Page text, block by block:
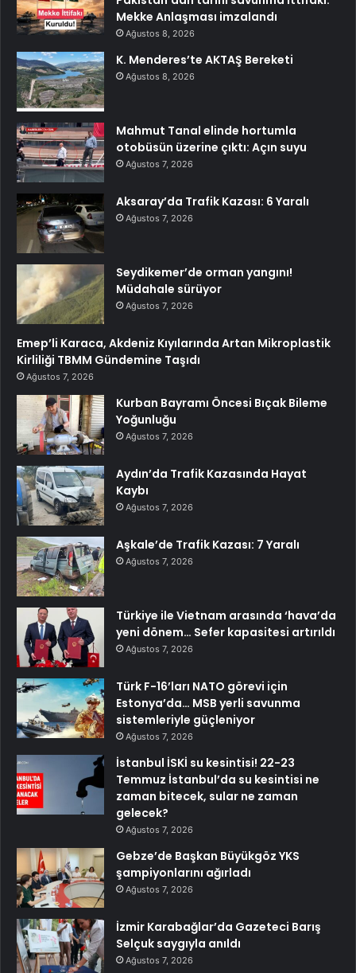
Mekke Anlaşması imzalandı
Ağustos 8, 2026
K. Menderes’te AKTAŞ Bereketi
Ağustos 8, 2026
Mahmut Tanal elinde hortumla
otobüsün üzerine çıktı: Açın suyu
Ağustos 7, 2026
Aksaray’da Trafik Kazası: 6 Yaralı
Ağustos 7, 2026
Seydikemer’de orman yangını!
Müdahale sürüyor
Ağustos 7, 2026
Emep’li Karaca, Akdeniz Kıyılarında Artan Mikroplastik
Kirliliği TBMM Gündemine Taşıdı
Ağustos 7, 2026
Kurban Bayramı Öncesi Bıçak Bileme
Yoğunluğu
Ağustos 7, 2026
Aydın’da Trafik Kazasında Hayat
Kaybı
Ağustos 7, 2026
Aşkale’de Trafik Kazası: 7 Yaralı
Ağustos 7, 2026
Türkiye ile Vietnam arasında ‘hava’da
yeni dönem… Sefer kapasitesi artırıldı
Ağustos 7, 2026
Türk F-16’ları NATO görevi için
Estonya’da… MSB yerli savunma
sistemleriyle güçleniyor
Ağustos 7, 2026
İstanbul İSKİ su kesintisi! 22-23
Temmuz İstanbul’da su kesintisi ne
zaman bitecek, sular ne zaman
gelecek?
Ağustos 7, 2026
Gebze’de Başkan Büyükgöz YKS
şampiyonlarını ağırladı
Ağustos 7, 2026
İzmir Karabağlar’da Gazeteci Barış
Selçuk saygıyla anıldı
Ağustos 7, 2026